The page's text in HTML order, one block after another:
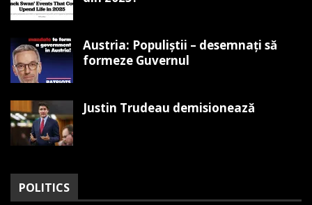
Austria: Populiștii – desemnați să
formeze Guvernul
Justin Trudeau demisionează
POLITICS